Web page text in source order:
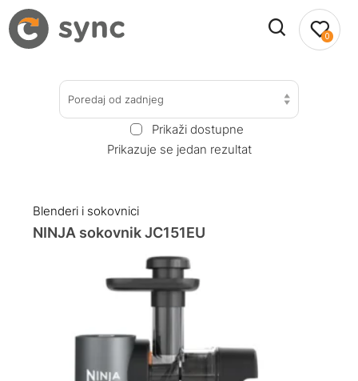
0
Poredaj od zadnjeg
Prikaži dostupne
Prikazuje se jedan rezultat
Blenderi i sokovnici
NINJA sokovnik JC151EU